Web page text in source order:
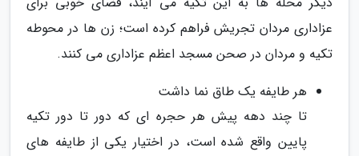
عزاداری مردان تجریش فراهم کرده است؛ زن ها در محوطه
تکیه و مردان در صحن مسجد اعظم عزاداری می کنند.
هر طایفه یک طاق نما داشت
تا چند دهه پیش هر حجره ای که دور تا دور تکیه
پایین واقع شده است، در اختیار یکی از طایفه های